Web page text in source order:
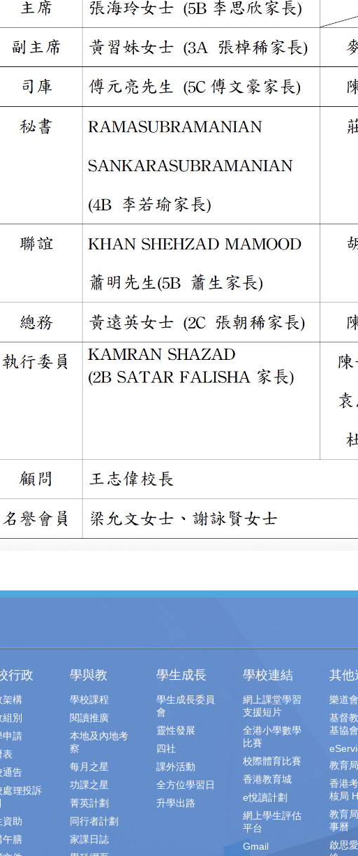
行政
架構
別
申請
表
通告
處理投訴
資助
午膳
學與教
學校課程
閱讀推廣
本地及內地考
察
每月之星
功課之星
菁英計劃
同行者計劃
家課日誌
學生成長
學生成長委員
會
靈性發展
四社
課外活動
全方位學習日
升學出路
學校連結
網上課堂學習
支援短片
全港小學數學
比賽
校際體育比賽
香港教育城
e悅讀計劃
網上學生評估
平台
Gmail
其他
樂道會
基督
基協會
教育局
香港
核局
教育
事曆
啟思